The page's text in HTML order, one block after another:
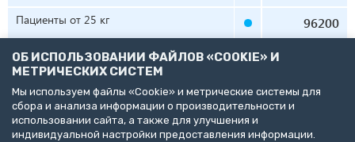
Пациенты от 25 кг 96200
Ампутация пальца при патологии,
новообразовании
Пациенты до 9 кг
59300
Пациенты 10-24 кг 69500
ОБ ИСПОЛЬЗОВАНИИ ФАЙЛОВ «COOKIE» И
МЕТРИЧЕСКИХ СИСТЕМ
Мы используем файлы «Cookie» и метрические системы для
сбора и анализа информации о производительности и
использовании сайта, а также для улучшения и
индивидуальной настройки предоставления информации.